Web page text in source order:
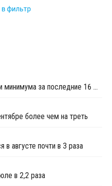
в фильтр
Цены ПСС/М в Индии достигли минимума за последние 16 месяцев на фоне снижающихся котировок стирола
более чем на треть
августе почти в 3 раза
в 2,2 раза